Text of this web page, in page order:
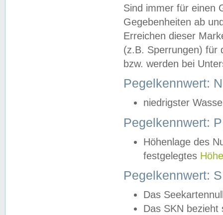
Sind immer für einen
Gegebenheiten ab
Erreichen dieser
(z.B. Sperrungen) für
bzw. werden bei
Pegelkennwert:
niedrigster
Pegelkennwert:
Höhenlage des
festgelegtes
Pegelkennwert:
Das
Das SKN